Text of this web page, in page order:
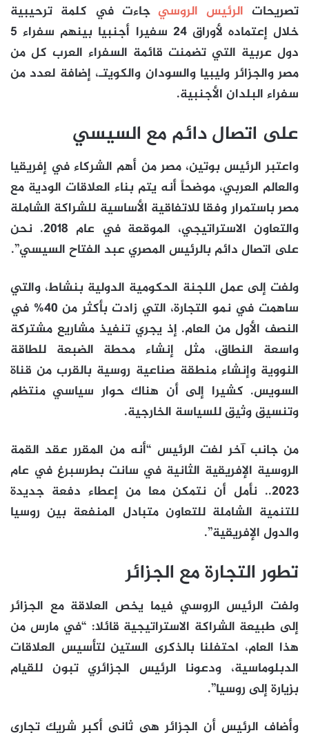
تصريحات الرئيس الروسيجاءت في كلمة ترحيبية
خلال إعتماده لأوراق 24 سفيرا أجنبيا بينهم سفراء 5
دول عربية التي تضمنت قائمة السفراء العرب كل من
مصر والجزائر وليبيا والسودان والكويتـ، إضافة لعدد من
سفراء البلدان الأجنبية.
على اتصال دائم مع السيسي
واعتبر الرئيس بوتين، مصر من أهم الشركاء في إفريقيا
والعالم العربي، موضحاً أنه يتم بناء العلاقات الودية مع
مصر باستمرار وفقا للاتفاقية الأساسية للشراكة الشاملة
والتعاون الاستراتيجي، الموقعة في عام 2018. نحن
على اتصال دائم بالرئيس المصري عبد الفتاح السيسي”.
ولفت إلى عمل اللجنة الحكومية الدولية بنشاط، والتي
ساهمت في نمو التجارة، التي زادت بأكثر من 40% في
النصف الأول من العام. إذ يجري تنفيذ مشاريع مشتركة
واسعة النطاق، مثل إنشاء محطة الضبعة للطاقة
النووية وإنشاء منطقة صناعية روسية بالقرب من قناة
السويس. كشيرا إلى أن هناك حوار سياسي منتظم
وتنسيق وثيق للسياسة الخارجية.
من جانب آخر لفت الرئيس “أنه من المقرر عقد القمة
الروسية الإفريقية الثانية في سانت بطرسبرغ في عام
2023.. نأمل أن نتمكن معا من إعطاء دفعة جديدة
للتنمية الشاملة للتعاون متبادل المنفعة بين روسيا
والدول الإفريقية”.
تطور التجارة مع الجزائر
ولفت الرئيس الروسي فيما يخص العلاقة مع الجزائر
إلى طبيعة الشراكة الاستراتيجية قائلا: “في مارس من
هذا العام، احتفلنا بالذكرى الستين لتأسيس العلاقات
الدبلوماسية، ودعونا الرئيس الجزائري تبون للقيام
بزيارة إلى روسيا”.
وأضاف الرئيس أن الجزائر هي ثاني أكبر شريك تجاري